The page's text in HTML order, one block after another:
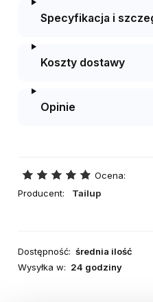
Specyfikacja i
Koszty dostawy
Opinie
Ocena:
Producent:
Tailup
Dostępność: średnia ilość
Wysyłka w: 24 godziny